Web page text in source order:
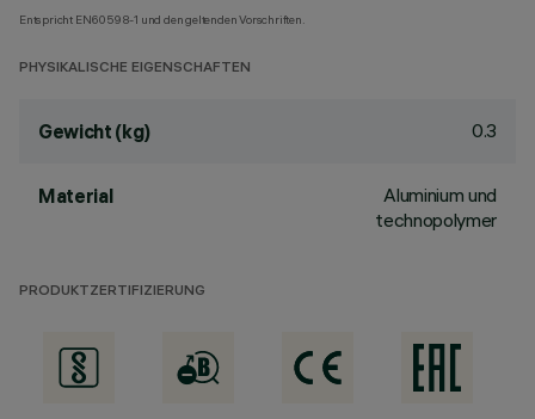
Entspricht EN60598-1 und den geltenden Vorschriften.
PHYSIKALISCHE EIGENSCHAFTEN
Gewicht (kg) 0.3
Material
Aluminium und
technopolymer
PRODUKTZERTIFIZIERUNG